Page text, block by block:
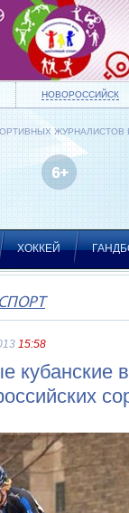
НОВОРОССИЙСК
ЖУРНАЛИСТОВ
ХОККЕЙ
15:58
кубанские